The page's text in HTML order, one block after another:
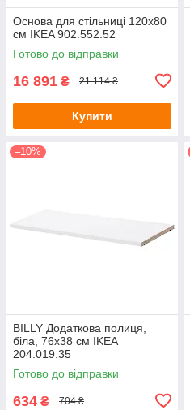
Основа для стільниці 120x80
см IKEA 902.552.52
Готово до відправки
16 891 ₴ 21 114 ₴
Купити
–10%
BILLY Додаткова полиця,
біла, 76х38 см IKEA
204.019.35
Готово до відправки
634 ₴ 704 ₴